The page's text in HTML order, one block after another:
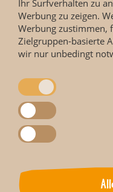
Weitere Informationen
IUCN Red List
.
Ihr Surfverhalten zu
Werbung zu zeigen.
Werbung zustimmen,
Zielgruppen-basierte
wir nur unbedingt